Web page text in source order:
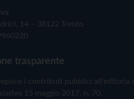
14 – 38122 Trento
trasparente
i contributi pubblici all'editoria
15 maggio 2017, n. 70.